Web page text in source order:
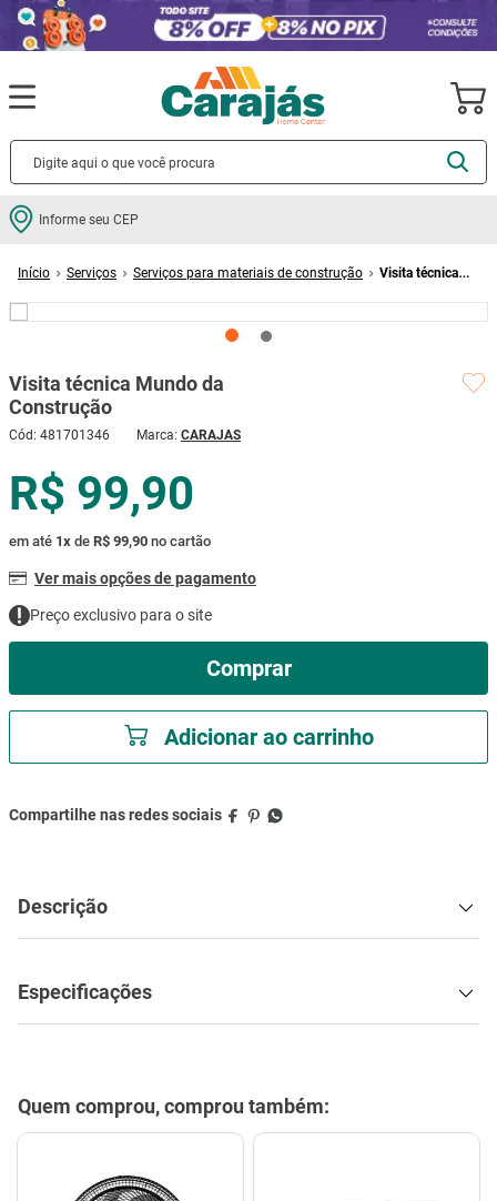
Informe seu CEP
Serviços Serviços para materiais de construção
Visita técnica
Visita técnica Mundo da
Construção
Cód: 481701346 CARAJAS
R$ 99,90
em até 1x de R$ 99,90 no cartão
Ver mais opções de pagamento
Preço exclusivo para o site
Comprar
Adicionar ao carrinho
Descrição
Especificações
Quem comprou, comprou também:
Termos mais buscados
2º porcelanato
5 º porta
vaso sanitário
8 º cadeira